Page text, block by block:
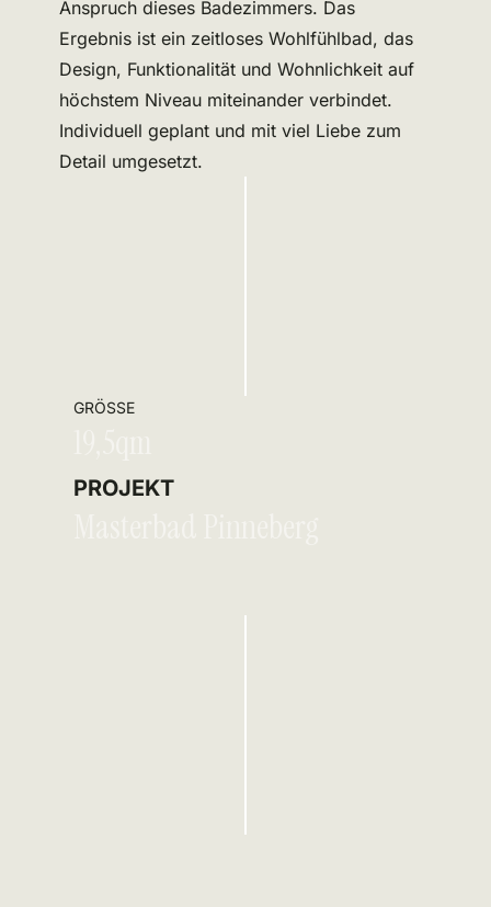
Anspruch dieses Badezimmers. Das
Ergebnis ist ein zeitloses Wohlfühlbad, das
Design, Funktionalität und Wohnlichkeit auf
höchstem Niveau miteinander verbindet.
Individuell geplant und mit viel Liebe zum
Detail umgesetzt.
GRÖSSE
PROJEKT